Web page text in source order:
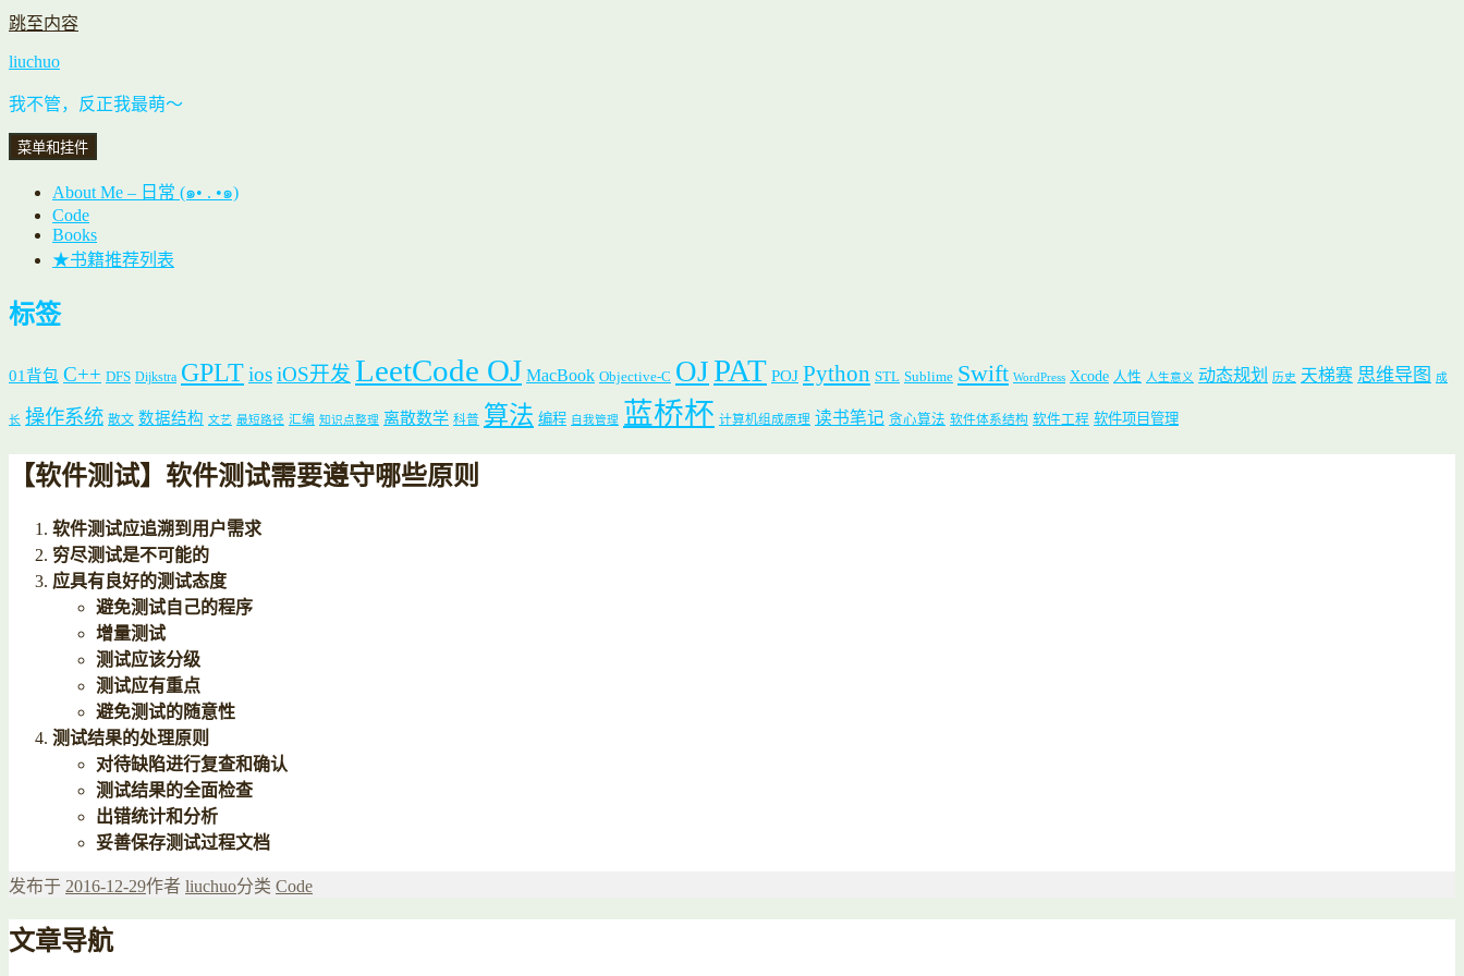
跳至内容
liuchuo
我不管，反正我最萌～
菜单和挂件
About Me – 日常 (๑• . •๑)
Code
Books
★书籍推荐列表
标签
01背包 C++ DFS Dijkstra GPLTiosiOS开发 LeetCode OJ MacBook Objective-C OJPAT POJ Python STL Sublime Swift WordPress Xcode 人性 人生意义 动态规划 历史 天梯赛 思维导图 成
长 操作系统 散文 数据结构 文艺 最短路径 汇编 知识点整理 离散数学 科普 算法 编程 自我管理 蓝桥杯 计算机组成原理 读书笔记 贪心算法 软件体系结构 软件工程 软件项目管理
【软件测试】软件测试需要遵守哪些原则
软件测试应追溯到用户需求
穷尽测试是不可能的
应具有良好的测试态度
避免测试自己的程序
增量测试
测试应该分级
测试应有重点
避免测试的随意性
测试结果的处理原则
对待缺陷进行复查和确认
测试结果的全面检查
出错统计和分析
妥善保存测试过程文档
发布于 2016-12-29作者 liuchuo分类 Code
文章导航